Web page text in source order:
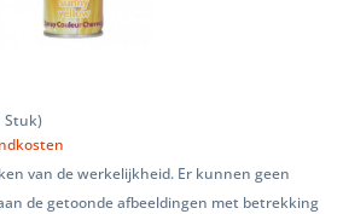
Stuk)
van de werkelijkheid. Er kunnen geen
de getoonde afbeeldingen met betrekking